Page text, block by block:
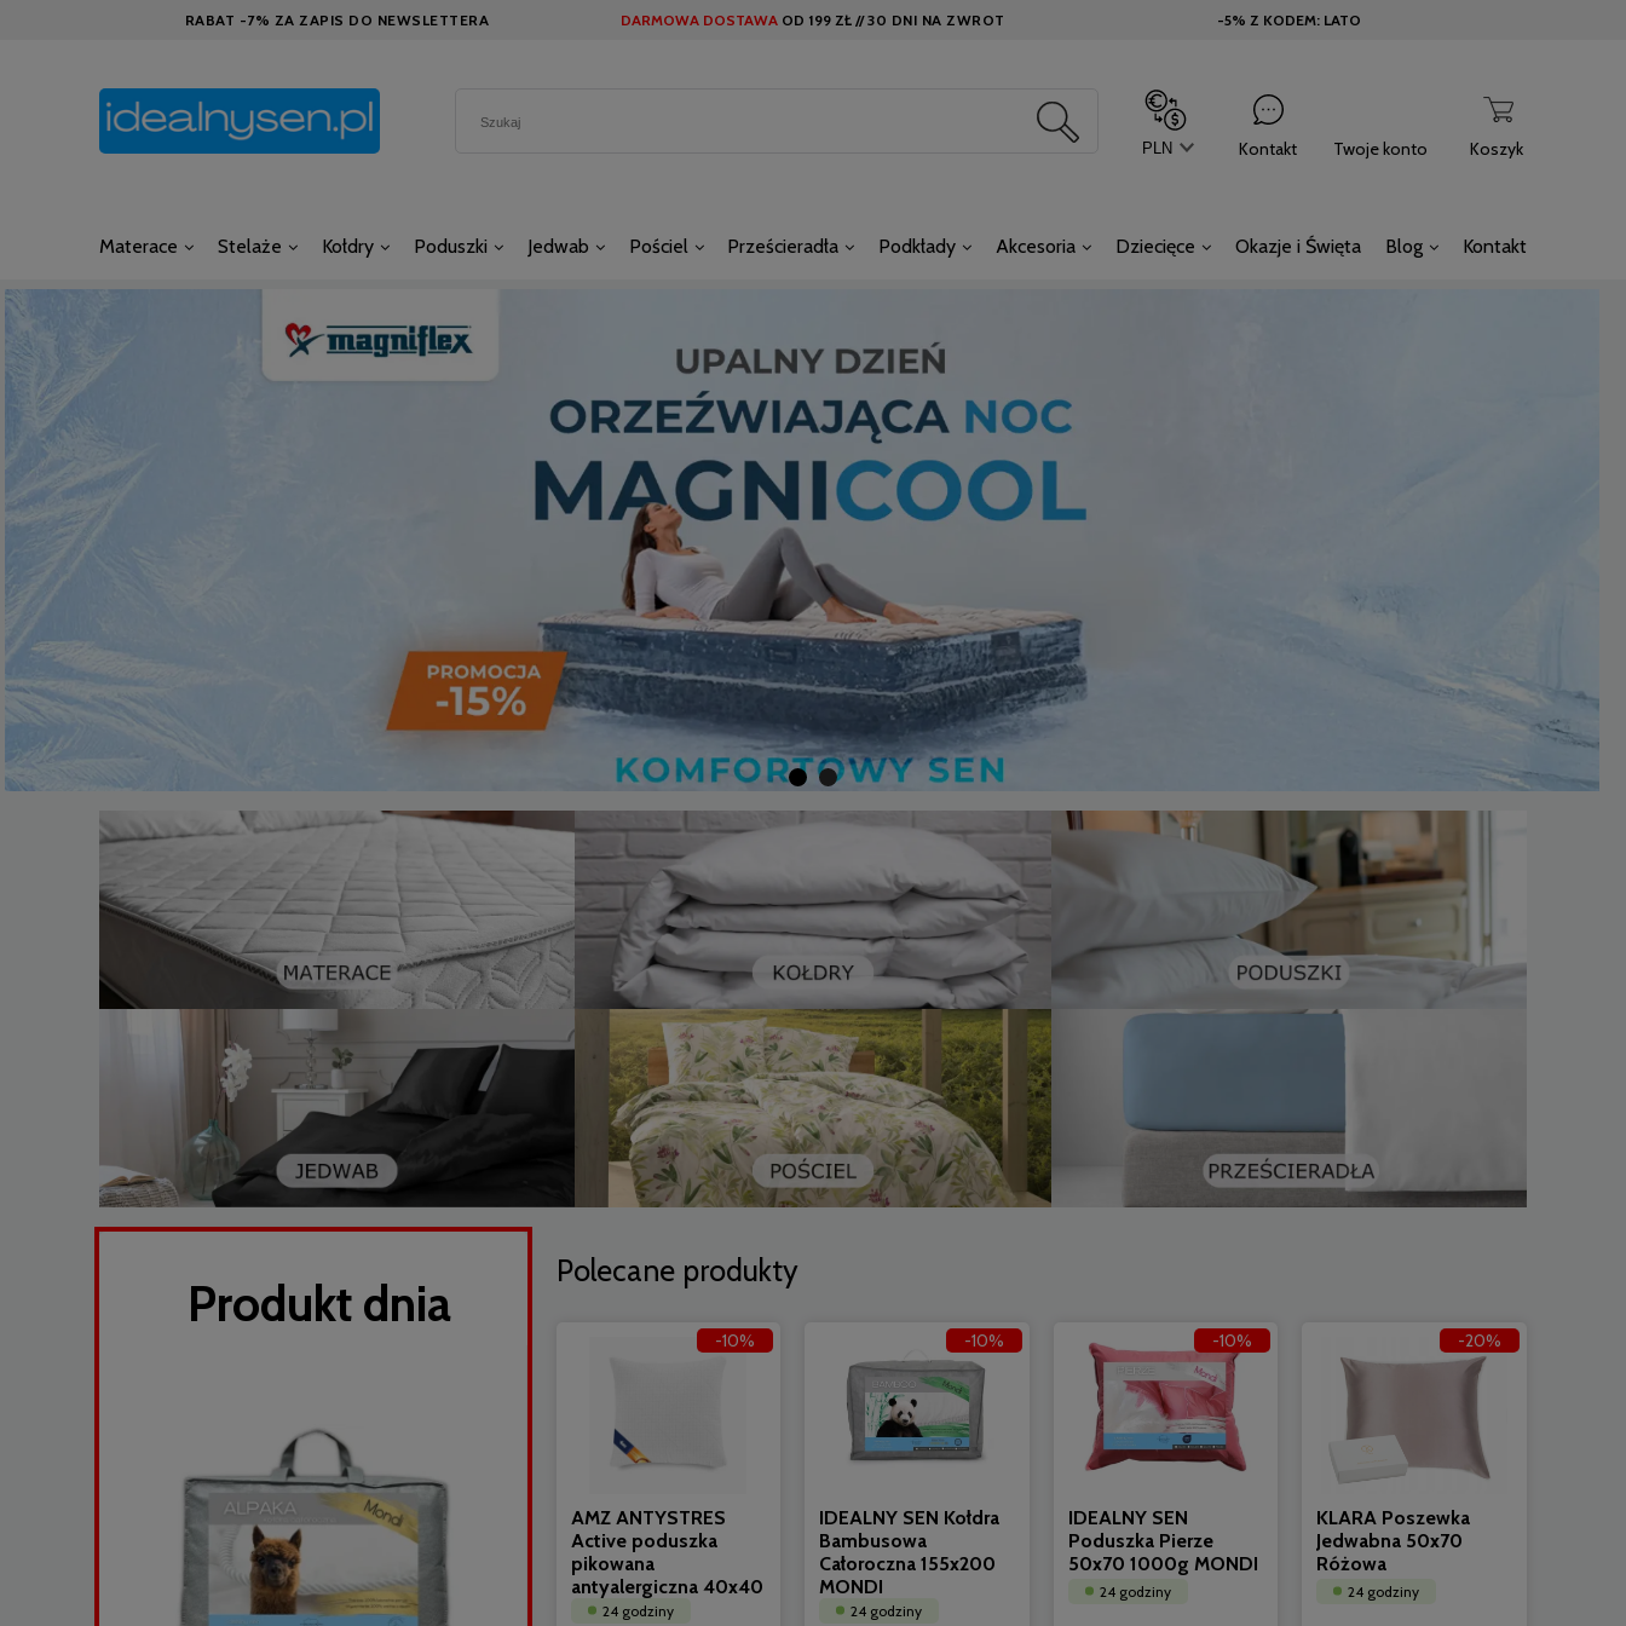
RABAT -7% ZA ZAPIS DO NEWSLETTERA DARMOWA DOSTAWA OD 199 ZŁ //30 DNI NA ZWROT -5% Z KODEM: LATO
Koszyk
Kontakt Twoje konto
Materace Stelaże Kołdry Poduszki Jedwab Pościel Prześcieradła Podkłady Akcesoria Dziecięce Okazje i Święta Blog Kontakt
Produkt dnia
Polecane produkty
AMZ ANTYSTRES
Active poduszka
pikowana
antyalergiczna 40x40
24 godziny
-10%
IDEALNY SEN Kołdra
Bambusowa
Całoroczna 155x200
MONDI
24 godziny
-10%
IDEALNY SEN
Poduszka Pierze
50x70 1000g MONDI
24 godziny
-10%
KLARA Poszewka
Jedwabna 50x70
Różowa
24 godziny
-20%